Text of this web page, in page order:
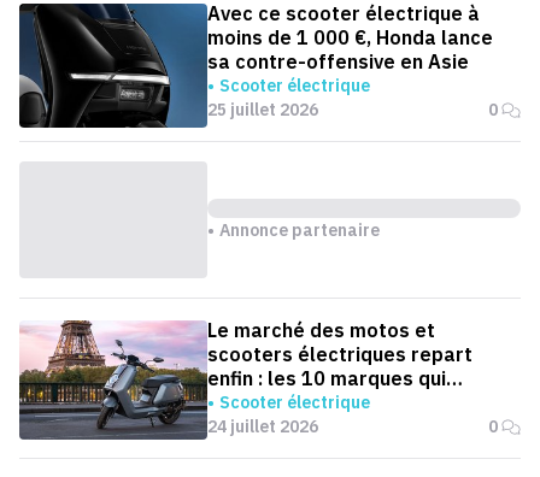
Avec ce scooter électrique à
moins de 1 000 €, Honda lance
sa contre-offensive en Asie
Scooter électrique
25 juillet 2026
0
Annonce partenaire
Le marché des motos et
scooters électriques repart
enfin : les 10 marques qui
dominent la France
Scooter électrique
24 juillet 2026
0